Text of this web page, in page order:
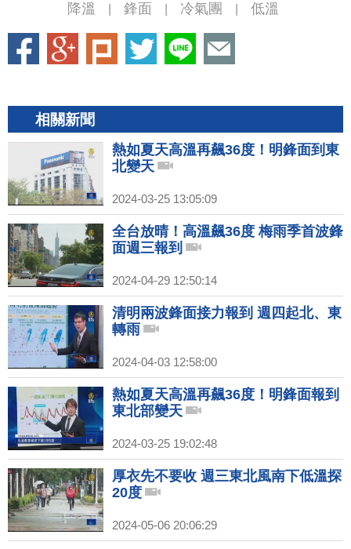
降溫 鋒面 冷氣團 低溫
相關新聞
熱如夏天高溫再飆36度！明鋒面到東
北變天
2024-03-25 13:05:09
全台放晴！高溫飆36度 梅雨季首波鋒
面週三報到
2024-04-29 12:50:14
清明兩波鋒面接力報到 週四起北、東
轉雨
2024-04-03 12:58:00
熱如夏天高溫再飆36度！明鋒面報到
東北部變天
2024-03-25 19:02:48
厚衣先不要收 週三東北風南下低溫探
20度
2024-05-06 20:06:29